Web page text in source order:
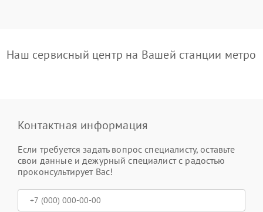
Наш сервисный центр на Вашей станции метро
Контактная информация
Если требуется задать вопрос специалисту, оставьте
свои данные и дежурный специалист с радостью
проконсультирует Вас!